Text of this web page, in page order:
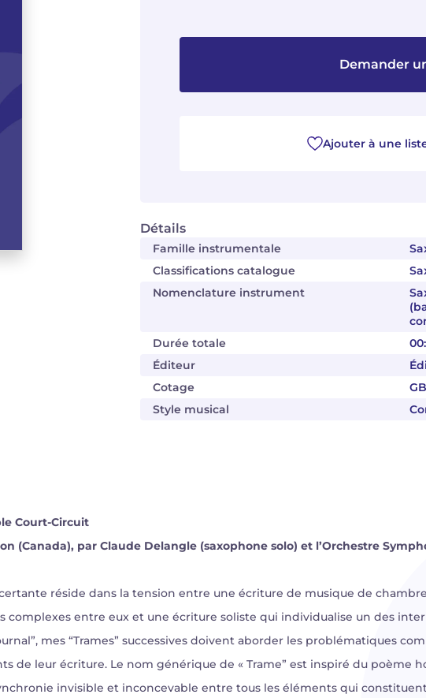
Détails
Famille instrumentale
Classifications catalogue
Nomenclature instrument
Durée totale
Éditeur
Cotage
Style musical
Demander
Ajouter à une
Court-Circuit
(Canada), par Claude Delangle (saxophone solo) et l’Orchestre
réside dans la tension entre une écriture de musique de
complexes entre eux et une écriture soliste qui individualise un des
mes “Trames” successives doivent aborder les problématiques
de leur écriture. Le nom générique de « Trame” est inspiré du poème
invisible et inconcevable entre tous les éléments qui